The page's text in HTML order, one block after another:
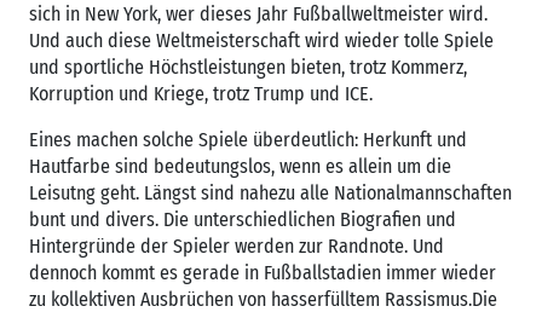
sich in New York, wer dieses Jahr Fußballweltmeister wird.
Und auch diese Weltmeisterschaft wird wieder tolle Spiele
und sportliche Höchstleistungen bieten, trotz Kommerz,
Korruption und Kriege, trotz Trump und ICE.
Eines machen solche Spiele überdeutlich: Herkunft und
Hautfarbe sind bedeutungslos, wenn es allein um die
Leisutng geht. Längst sind nahezu alle Nationalmannschaften
bunt und divers. Die unterschiedlichen Biografien und
Hintergründe der Spieler werden zur Randnote. Und
dennoch kommt es gerade in Fußballstadien immer wieder
zu kollektiven Ausbrüchen von hasserfülltem Rassismus.Die